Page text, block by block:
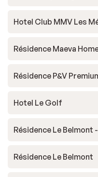
Hotel Club MMV Les
Résidence Maeva
Résidence P&V
Hotel Le Golf
Résidence Le
Résidence Le Belmont